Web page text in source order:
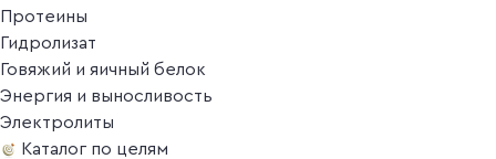
Протеины
Гидролизат
Говяжий и яичный белок
Энергия и выносливость
Электролиты
Каталог по целям